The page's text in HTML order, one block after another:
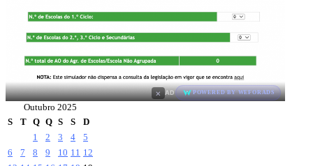
× AD POWERED BY WEFORADS
Outubro 2025
S
T Q Q S S
D
1
2 3 4
5
6
7 8 9 10 11 12